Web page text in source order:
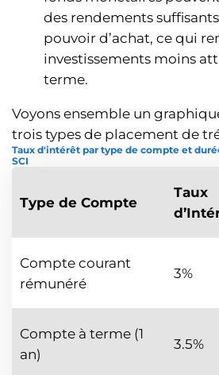
des rendements
pouvoir d’achat, ce qui
investissements moins
terme.
Voyons ensemble un
trois types de placement de
Taux d'intérêt par type de compte et
SCI
Type de Compte
Taux
Compte courant
rémunéré
3%
Compte à terme (1
an)
3.5%